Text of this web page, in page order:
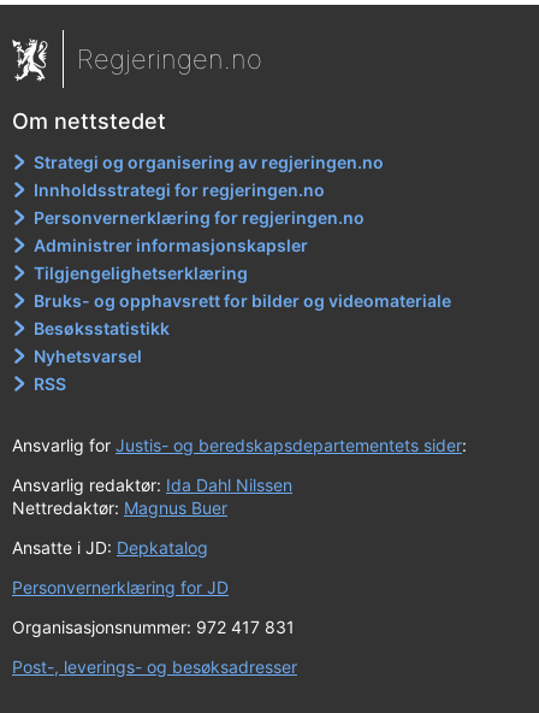
Regjeringen.no
Om nettstedet
Strategi og organisering av regjeringen.no
Innholdsstrategi for regjeringen.no
Personvernerklæring for regjeringen.no
Administrer informasjonskapsler
Tilgjengelighetserklæring
Bruks- og opphavsrett for bilder og videomateriale
Besøksstatistikk
Nyhetsvarsel
RSS
Ansvarlig for Justis- og beredskapsdepartementets sider:
Ansvarlig redaktør: Ida Dahl Nilssen
Nettredaktør: Magnus Buer
Ansatte i JD: Depkatalog
Personvernerklæring for JD
Organisasjonsnummer: 972 417 831
Post-, leverings- og besøksadresser